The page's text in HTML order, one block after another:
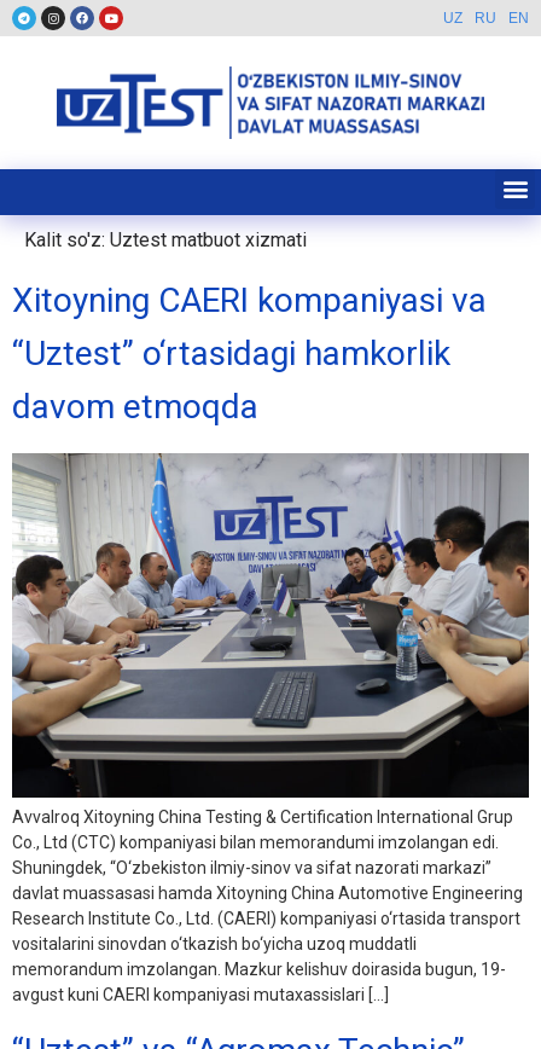
UZ RU EN
Kalit so'z: Uztest matbuot xizmati
Xitoyning CAERI kompaniyasi va
“Uztest” o‘rtasidagi hamkorlik
davom etmoqda
Avvalroq Xitoyning China Testing & Certification International Grup
Co., Ltd (CTC) kompaniyasi bilan memorandumi imzolangan edi.
Shuningdek, “O‘zbekiston ilmiy-sinov va sifat nazorati markazi”
davlat muassasasi hamda Xitoyning China Automotive Engineering
Research Institute Co., Ltd. (CAERI) kompaniyasi o‘rtasida transport
vositalarini sinovdan o‘tkazish bo‘yicha uzoq muddatli
memorandum imzolangan. Mazkur kelishuv doirasida bugun, 19-
avgust kuni CAERI kompaniyasi mutaxassislari […]